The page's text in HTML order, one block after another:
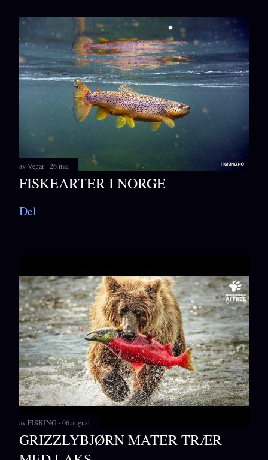
avVegar 26 mai
FISKEARTER I NORGE
Del
avFISKING 06 august
GRIZZLYBJØRN MATER TRÆR